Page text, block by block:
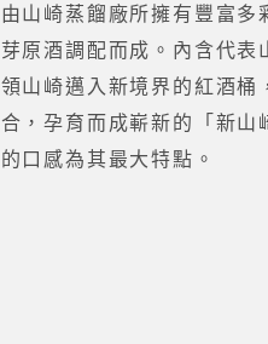
由山崎蒸餾廠所擁有豐富
芽原酒調配而成。內含代表
領山崎邁入新境界的紅酒桶
合，孕育而成嶄新的「新山
的口感為其最大特點。